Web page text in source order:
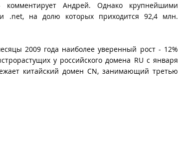
Андрей. Однако крупнейшими
.net, на долю которых приходится 92,4 млн.
2009 года наиболее уверенный рост - 12%
у российского домена RU с января
китайский домен СN, занимающий третью